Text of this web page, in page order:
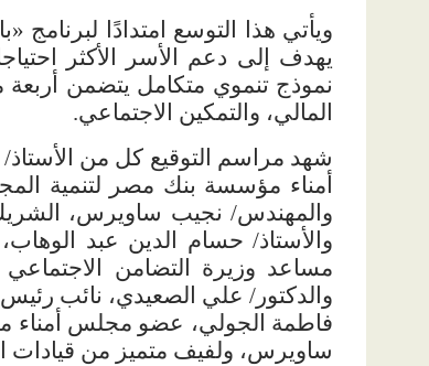
يهدف إلى دعم الأسر الأكثر
نموذج تنموي متكامل يتضمن أربعة
المالي، والتمكين الاجتماعي.
شهد مراسم التوقيع كل من
أمناء مؤسسة بنك مصر لتنمية
والمهندس/ نجيب ساويرس،
والأستاذ/ حسام الدين عبد
مساعد وزيرة التضامن الاجتماعي
والدكتور/ علي الصعيدي، نائب
فاطمة الجولي، عضو مجلس أمناء
ساويرس، ولفيف متميز من قيادات